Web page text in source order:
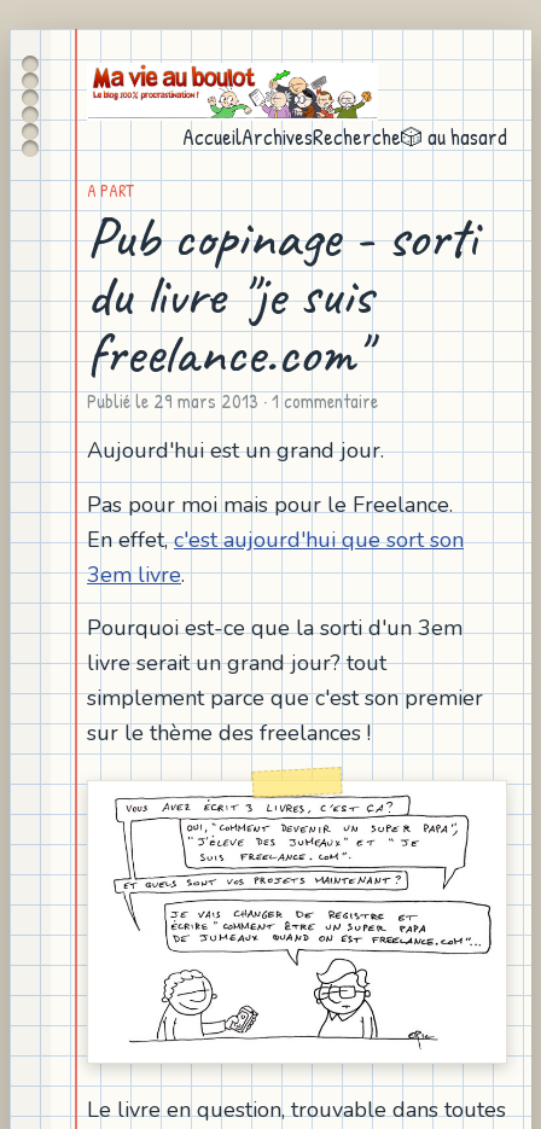
AccueilArchivesRecherche🎲 au hasard
A PART
Pub copinage - sorti
du livre "je suis
freelance.com"
Publié le29 mars 2013· 1 commentaire
Aujourd'hui est un grand jour.
Pas pour moi mais pour le Freelance.
En effet,c'est aujourd'hui que sort son
3em livre.
Pourquoi est-ce que la sorti d'un 3em
livre serait un grand jour? tout
simplement parce que c'est son premier
sur le thème des freelances !
Le livre en question, trouvable dans toutes